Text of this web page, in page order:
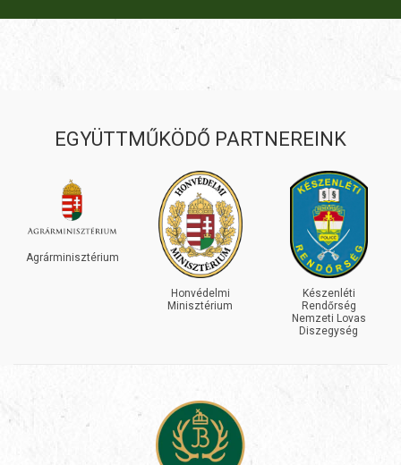
EGYÜTTMŰKÖDŐ PARTNEREINK
Készenléti
Rendőrség
INEOS
GRENADIER